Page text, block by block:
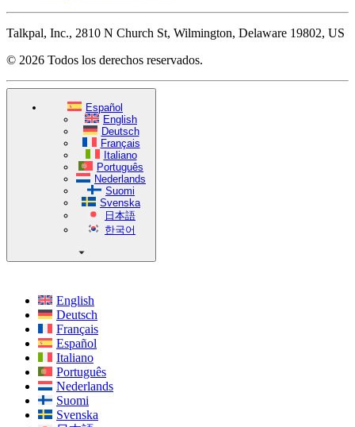
Talkpal, Inc., 2810 N Church St, Wilmington, Delaware 19802, US
© 2026 Todos los derechos reservados.
Español
English
Deutsch
Français
Italiano
Português
Nederlands
Suomi
Svenska
日本語
한국어
English
Deutsch
Français
Español
Italiano
Português
Nederlands
Suomi
Svenska